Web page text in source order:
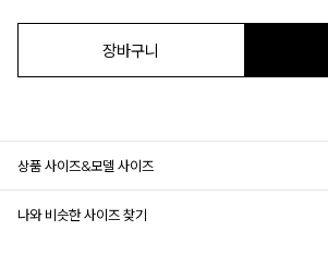
장바구니
상품 사이즈&모델 사이즈
나와 비슷한 사이즈 찾기